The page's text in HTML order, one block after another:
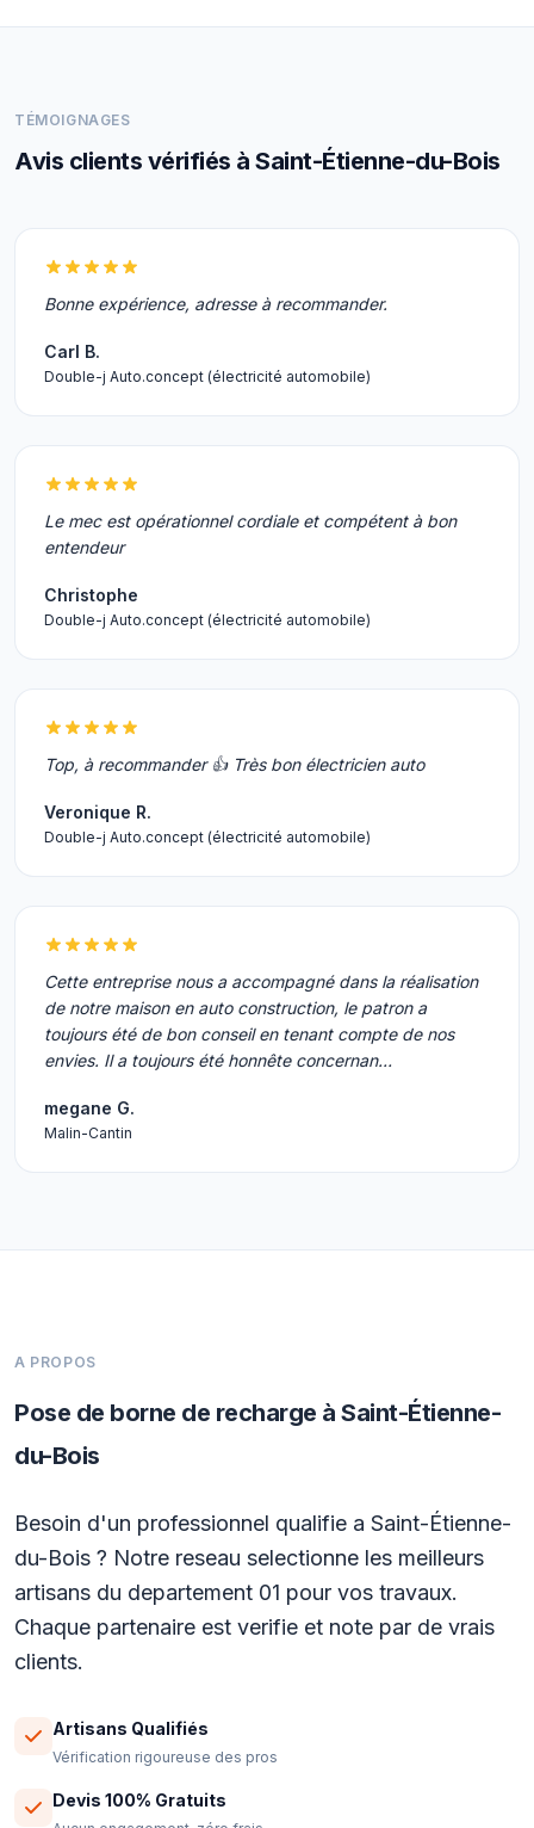
TÉMOIGNAGES
Avis clients vérifiés à Saint-Étienne-du-Bois
Bonne expérience, adresse à recommander.
Carl B.
Double-j Auto.concept (électricité automobile)
Le mec est opérationnel cordiale et compétent à bon
entendeur
Christophe
Double-j Auto.concept (électricité automobile)
Top, à recommander 👍 Très bon électricien auto
Veronique R.
Double-j Auto.concept (électricité automobile)
Cette entreprise nous a accompagné dans la réalisation
de notre maison en auto construction, le patron a
toujours été de bon conseil en tenant compte de nos
envies. Il a toujours été honnête concernan…
megane G.
Malin-Cantin
A PROPOS
Pose de borne de recharge à Saint-Étienne-
du-Bois
Besoin d'un professionnel qualifie a Saint-Étienne-
du-Bois ? Notre reseau selectionne les meilleurs
artisans du departement 01 pour vos travaux.
Chaque partenaire est verifie et note par de vrais
clients.
Artisans Qualifiés
Vérification rigoureuse des pros
Devis 100% Gratuits